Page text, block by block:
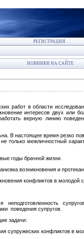
РЕГИСТРАЦИЯ
НОВИНКИ НА САЙТЕ
работ в области
интересов двух или
верную линию
В настоящее время резко
только межличностный
годы брачной жизни.
возникновения и
конфликтов в молодой
поведения супругов.
задачи:
супружеских конфликтов в